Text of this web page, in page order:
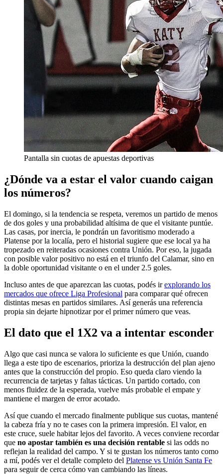
Pantalla sin cuotas de apuestas deportivas
¿Dónde va a estar el valor cuando caigan
los números?
El domingo, si la tendencia se respeta, veremos un partido de menos
de dos goles y una probabilidad altísima de que el visitante puntúe.
Las casas, por inercia, le pondrán un favoritismo moderado a
Platense por la localía, pero el historial sugiere que ese local ya ha
tropezado en reiteradas ocasiones contra Unión. Por eso, la jugada
con posible valor positivo no está en el triunfo del Calamar, sino en
la doble oportunidad visitante o en el under 2.5 goles.
Incluso antes de que aparezcan las cuotas, podés irexplorando los
mercados que ofrece Liga Profesional para comparar qué ofrecen
distintas mesas en partidos similares. Así generás una referencia
propia sin dejarte hipnotizar por el primer número que veas.
El dato que el 1X2 va a intentar esconder
Algo que casi nunca se valora lo suficiente es que Unión, cuando
llega a este tipo de escenarios, prioriza la destrucción del plan ajeno
antes que la construcción del propio. Eso queda claro viendo la
recurrencia de tarjetas y faltas tácticas. Un partido cortado, con
menos fluidez de la esperada, vuelve más probable el empate y
mantiene el margen de error acotado.
Así que cuando el mercado finalmente publique sus cuotas, mantené
la cabeza fría y no te cases con la primera impresión. El valor, en
este cruce, suele habitar lejos del favorito. A veces conviene recordar
que no apostar también es una decisión rentable si las odds no
reflejan la realidad del campo. Y si te gustan los números tanto como
a mí, podés ver el detalle completo del Platense vs Unión Santa Fe
para seguir de cerca cómo van cambiando las líneas.